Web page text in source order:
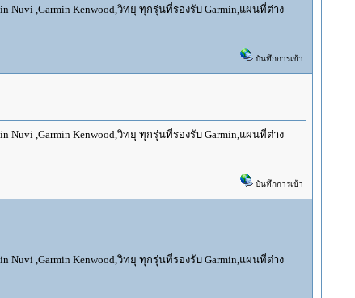
Nuvi ,Garmin Kenwood,วิทยุ ทุกรุ่นที่รองรับ Garmin,แผนที่ต่าง
บันทึกการเข้า
Nuvi ,Garmin Kenwood,วิทยุ ทุกรุ่นที่รองรับ Garmin,แผนที่ต่าง
บันทึกการเข้า
Nuvi ,Garmin Kenwood,วิทยุ ทุกรุ่นที่รองรับ Garmin,แผนที่ต่าง